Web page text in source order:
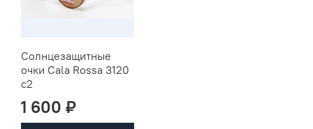
Солнцезащитные
очки Cala Rossa 3120
c2
1 600 ₽